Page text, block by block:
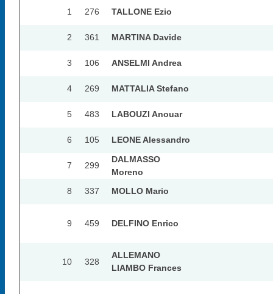
1
276 TALLONE Ezio
2 361 MARTINA Davide
3 106 ANSELMI Andrea
4 269 MATTALIA Stefano
5 483 LABOUZI Anouar
6 105 LEONE Alessandro
7 299
DALMASSO
Moreno
8
337 MOLLO Mario
9 459 DELFINO Enrico
10 328
ALLEMANO
LIAMBO Frances